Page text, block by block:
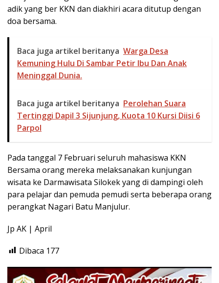
adik yang ber KKN dan diakhiri acara ditutup dengan
doa bersama.
Baca juga artikel beritanya Warga Desa
Kemuning Hulu Di Sambar Petir Ibu Dan Anak
Meninggal Dunia.
Baca juga artikel beritanya Perolehan Suara
Tertinggi Dapil 3 Sijunjung, Kuota 10 Kursi Diisi 6
Parpol
Pada tanggal 7 Februari seluruh mahasiswa KKN
Bersama orang mereka melaksanakan kunjungan
wisata ke Darmawisata Silokek yang di dampingi oleh
para pelajar dan pemuda pemudi serta beberapa orang
perangkat Nagari Batu Manjulur.
Jp AK | April
Dibaca 177